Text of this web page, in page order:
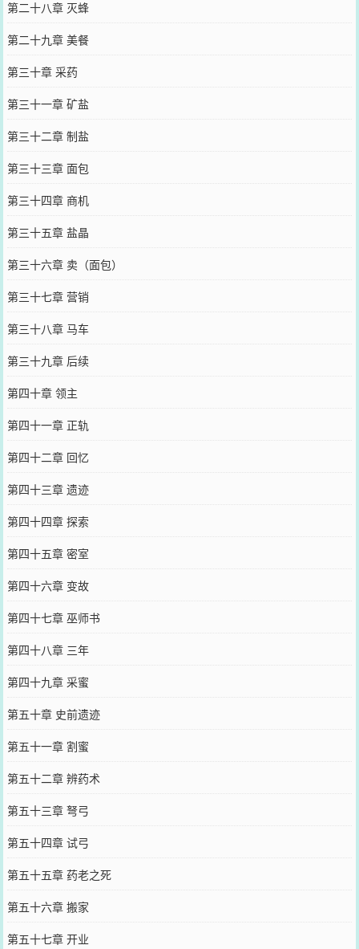
第二十八章 灭蜂
第二十九章 美餐
第三十章 采药
第三十一章 矿盐
第三十二章 制盐
第三十三章 面包
第三十四章 商机
第三十五章 盐晶
第三十六章 卖（面包）
第三十七章 营销
第三十八章 马车
第三十九章 后续
第四十章 领主
第四十一章 正轨
第四十二章 回忆
第四十三章 遗迹
第四十四章 探索
第四十五章 密室
第四十六章 变故
第四十七章 巫师书
第四十八章 三年
第四十九章 采蜜
第五十章 史前遗迹
第五十一章 割蜜
第五十二章 辨药术
第五十三章 弩弓
第五十四章 试弓
第五十五章 药老之死
第五十六章 搬家
第五十七章 开业